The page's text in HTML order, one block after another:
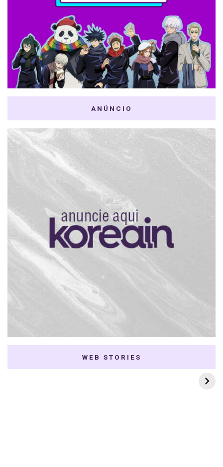
ANÚNCIO
WEB STORIES
7 K-dramas Enemies
to Lovers
Thai Dramas com
First e Khaotung